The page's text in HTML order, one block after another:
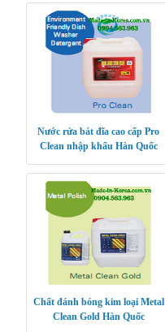
Nước rửa bát đĩa cao cấp Pro
Clean nhập khẩu Hàn Quốc
Chất đánh bóng kim loại Metal
Clean Gold Hàn Quốc